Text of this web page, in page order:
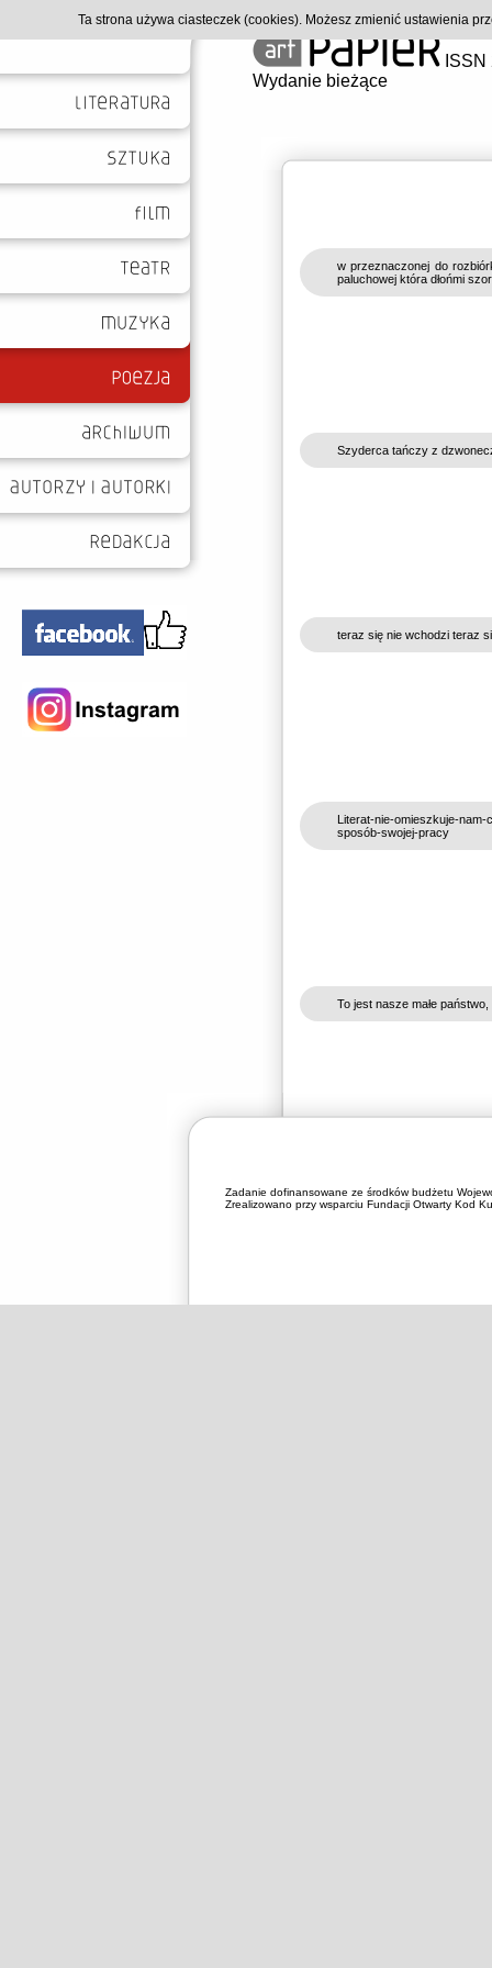
Wydanie bieżące
w przeznaczonej do
paluchowej która dłońmi
Szyderca tańczy z
teraz się nie wchodzi teraz
Literat-nie-omieszkuje-
sposób-swojej-pracy
To jest nasze małe
Zadanie dofinansowane ze środków budżetu
Zrealizowano przy wsparciu Fundacji Otwarty Kod
Ta strona używa ciasteczek (cookies). Możesz zmienić ustawienia